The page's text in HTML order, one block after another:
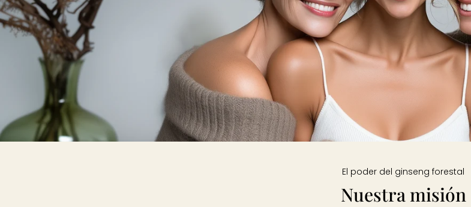
El poder del ginseng forestal
Nuestra misión